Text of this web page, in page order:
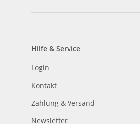
Hilfe & Service
Login
Kontakt
Zahlung & Versand
Newsletter